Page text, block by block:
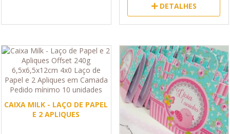
DETALHES
CAIXA MILK - LAÇO DE PAPEL
E 2 APLIQUES